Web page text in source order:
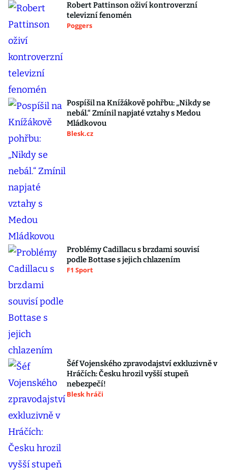
Robert Pattinson oživí kontroverzní
televizní fenomén
Poggers
Pospíšil na Knížákově pohřbu: „Nikdy se
nebál.“ Zmínil napjaté vztahy s Medou
Mládkovou
Blesk.cz
Problémy Cadillacu s brzdami souvisí
podle Bottase s jejich chlazením
F1 Sport
Šéf Vojenského zpravodajství exkluzivně v
Hráčích: Česku hrozil vyšší stupeň
nebezpečí!
Blesk hráči